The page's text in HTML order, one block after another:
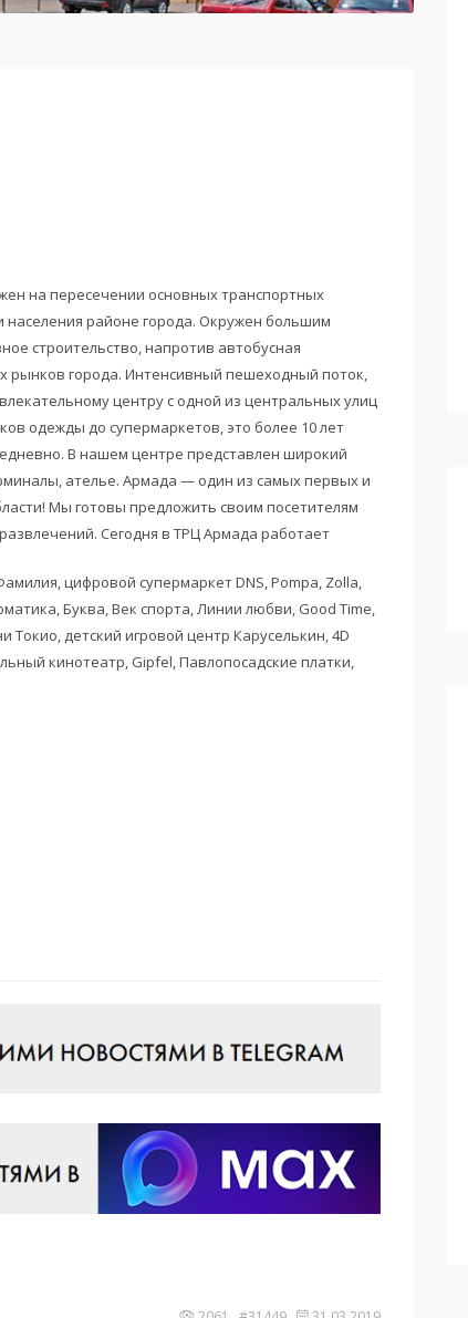
на пересечении основных транспортных
населения районе города. Окружен большим
строительство, напротив автобусная
рынков города. Интенсивный пешеходный поток,
центру с одной из центральных улиц
одежды до супермаркетов, это более 10 лет
В нашем центре представлен широкий
ателье. Армада — один из самых первых и
Мы готовы предложить своим посетителям
Сегодня в ТРЦ Армада работает
цифровой супермаркет DNS, Pompa, Zolla,
Буква, Век спорта, Линии любви, Good Time,
Токио, детский игровой центр Каруселькин, 4D
кинотеатр, Gipfel, Павлопосадские платки,